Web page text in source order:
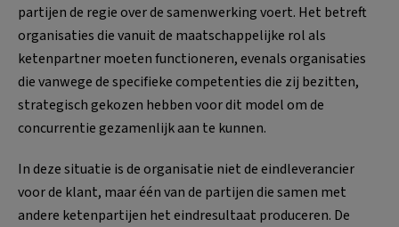
partijen de regie over de samenwerking voert. Het betreft
organisaties die vanuit de maatschappelijke rol als
ketenpartner moeten functioneren, evenals organisaties
die vanwege de specifieke competenties die zij bezitten,
strategisch gekozen hebben voor dit model om de
concurrentie gezamenlijk aan te kunnen.
In deze situatie is de organisatie niet de eindleverancier
voor de klant, maar één van de partijen die samen met
andere ketenpartijen het eindresultaat produceren. De